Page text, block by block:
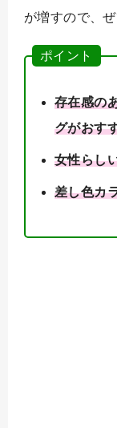
が増すので、
ポイント
存在感の
グがおす
女性らし
差し色カ